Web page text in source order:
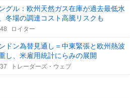
グル：欧州天然ガス在庫が過去最低水
冬場の調達コスト高騰リスクも
ロイター
ドン為替見通し＝中東緊張と欧州熱波
し、米雇用統計にらみの展開
トレーダーズ・ウェブ